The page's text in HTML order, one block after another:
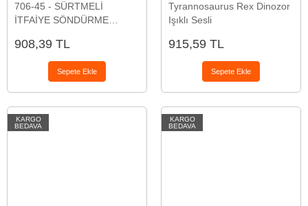
706-45 - SÜRTMELİ
İTFAİYE SÖNDÜRME
908,39 TL
Sepete Ekle
Tyrannosaurus Rex Dinozor
Işıklı Sesli
915,59 TL
Sepete Ekle
KARGO
BEDAVA
KARGO
BEDAVA